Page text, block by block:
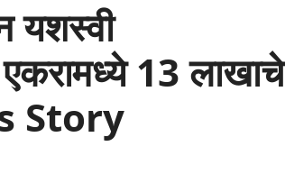
यशस्वी
13 लाखाचे
Story